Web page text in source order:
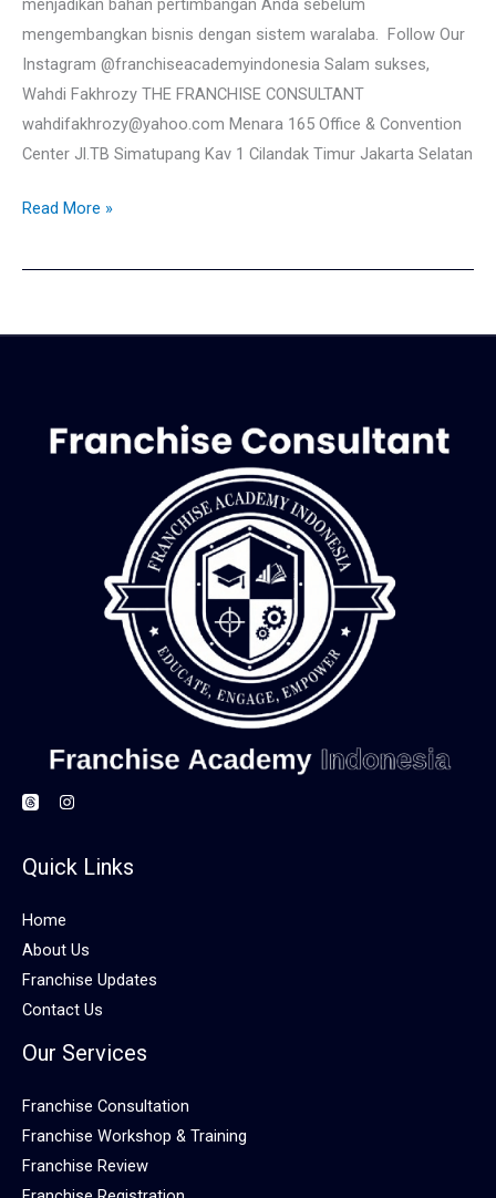
menjadikan bahan pertimbangan Anda sebelum
mengembangkan bisnis dengan sistem waralaba. Follow Our
Instagram @franchiseacademyindonesia Salam sukses,
Wahdi Fakhrozy THE FRANCHISE CONSULTANT
wahdifakhrozy@yahoo.com Menara 165 Office & Convention
Center Jl.TB Simatupang Kav 1 Cilandak Timur Jakarta Selatan
Read More »
Quick Links
Home
About Us
Franchise Updates
Contact Us
Our Services
Franchise Consultation
Franchise Workshop & Training
Franchise Review